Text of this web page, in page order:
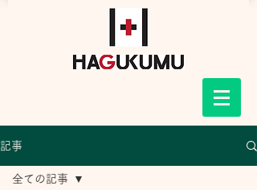
記事
全ての記事